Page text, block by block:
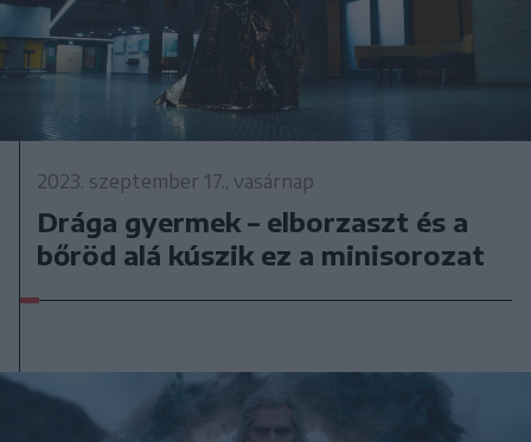
2023. szeptember 17., vasárnap
Drága gyermek – elborzaszt és a
bőröd alá kúszik ez a minisorozat